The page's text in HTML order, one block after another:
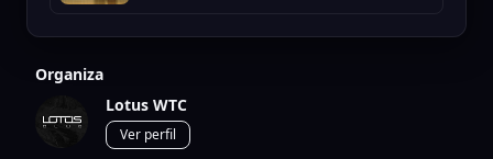
Organiza
Lotus WTC
Ver perfil